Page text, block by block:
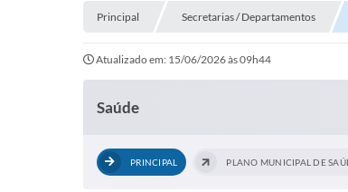
Principal Secretarias / Departamentos
Atualizado em: 15/06/2026 às 09h44
Saúde
PRINCIPAL PLANO MUNICIPAL DE